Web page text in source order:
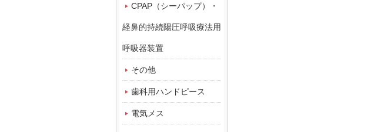
CPAP（シーパップ）・
経鼻的持続陽圧呼吸療法用
呼吸器装置
その他
歯科用ハンドピース
電気メス